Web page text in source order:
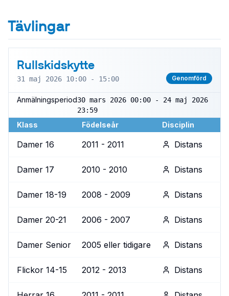
Tävlingar
Rullskidskytte
31 maj 2026 10:00 - 15:00 Genomförd
Anmälningsperiod30 mars 2026 00:00 - 24 maj 2026
23:59
Klass Födelseår Disciplin
Damer 16 2011 - 2011 Distans
Damer 17 2010 - 2010 Distans
Damer 18-19 2008 - 2009 Distans
Damer 20-21 2006 - 2007 Distans
Damer Senior 2005 eller tidigare Distans
Flickor 14-15 2012 - 2013 Distans